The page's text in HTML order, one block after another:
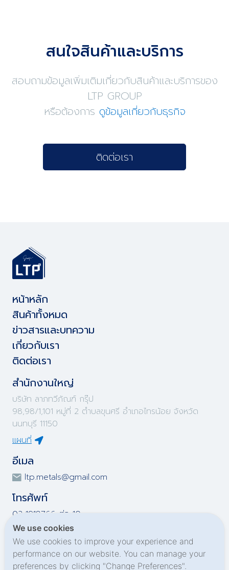
สนใจสินค้าและบริการ
สอบถามข้อมูลเพิ่มเติมเกี่ยวกับสินค้าและบริการของ
LTP GROUP
หรือต้องการ ดูข้อมูลเกี่ยวกับธุรกิจ
ติดต่อเรา
หน้าหลัก
สินค้าทั้งหมด
ข่าวสารและบทความ
เกี่ยวกับเรา
ติดต่อเรา
สำนักงานใหญ่
บริษัท ลาภทวีภัณฑ์ กรุ๊ป
98,98/1,101 หมู่ที่ 2 ตำบลขุนศรี อำเภอไทรน้อย จังหวัด
นนทบุรี 11150
แผนที่
อีเมล
ltp.metals@gmail.com
โทรศัพท์
02-1918766 ต่อ 10
02-1918767 ต่อ 10
02-1919695 ต่อ 10
02-1919696 ต่อ 10
We use cookies
We use cookies to improve your experience and
performance on our website. You can manage your
preferences by clicking "Change Preferences".